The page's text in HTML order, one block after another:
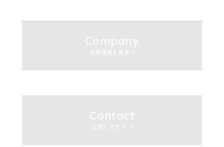
Company
企業情報を見る
Contact
お問い合わせ